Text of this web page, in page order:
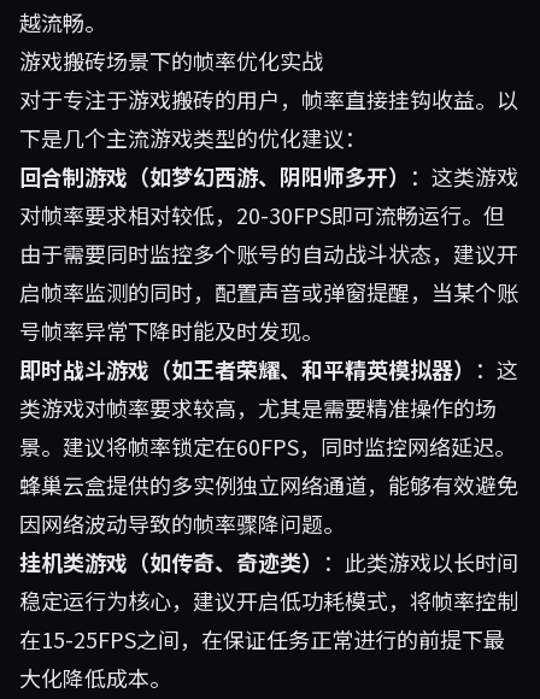
越流畅。
游戏搬砖场景下的帧率优化实战
对于专注于游戏搬砖的用户，帧率直接挂钩收益。以
下是几个主流游戏类型的优化建议：
回合制游戏（如梦幻西游、阴阳师多开） ：这类游戏
对帧率要求相对较低，20-30FPS即可流畅运行。但
由于需要同时监控多个账号的自动战斗状态，建议开
启帧率监测的同时，配置声音或弹窗提醒，当某个账
号帧率异常下降时能及时发现。
即时战斗游戏（如王者荣耀、和平精英模拟器） ：这
类游戏对帧率要求较高，尤其是需要精准操作的场
景。建议将帧率锁定在60FPS，同时监控网络延迟。
蜂巢云盒提供的多实例独立网络通道，能够有效避免
因网络波动导致的帧率骤降问题。
挂机类游戏（如传奇、奇迹类） ：此类游戏以长时间
稳定运行为核心，建议开启低功耗模式，将帧率控制
在15-25FPS之间，在保证任务正常进行的前提下最
大化降低成本。